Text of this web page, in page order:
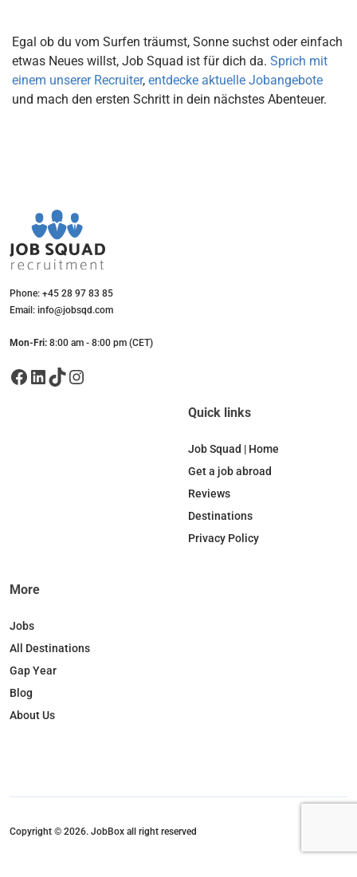
Egal ob du vom Surfen träumst, Sonne suchst oder einfach
etwas Neues willst, Job Squad ist für dich da. Sprich mit
einem unserer Recruiter, entdecke aktuelle Jobangebote
und mach den ersten Schritt in dein nächstes Abenteuer.
Phone: +45 28 97 83 85
Email: info@jobsqd.com
Mon-Fri: 8:00 am - 8:00 pm (CET)
Facebook LinkedIn TikTok Instagram
Quick links
Job Squad | Home
Get a job abroad
Reviews
Destinations
Privacy Policy
More
Jobs
All Destinations
Gap Year
Blog
About Us
Copyright © 2026. JobBox all right reserved